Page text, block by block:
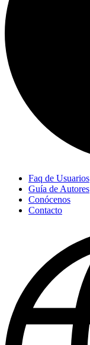
Faq de Usuarios
Guía de Autores
Conócenos
Contacto